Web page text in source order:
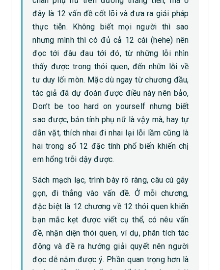
đây là 12 vấn đề cốt lõi và đưa ra giải pháp
thực tiễn. Không biết mọi người thì sao
nhưng mình thì có đủ cả 12 cái (hehe) nên
đọc tới đâu đau tới đó, từ những lỗi nhìn
thấy được trong thói quen, đến nhữn lỗi về
tư duy lối mòn. Mặc dù ngay từ chương đầu,
tác giả đã dự đoán được điều này nên bảo,
Don’t be too hard on yourself nhưng biết
sao được, bản tính phụ nữ là vậy mà, hay tự
dằn vặt, thích nhai đi nhai lại lỗi lầm cũng là
hai trong số 12 đặc tính phổ biến khiến chị
em hổng trỗi dậy được.
Sách mạch lạc, trình bày rõ ràng, câu cú gãy
gọn, đi thẳng vào vấn đề. Ở mỗi chương,
đặc biệt là 12 chương về 12 thói quen khiến
bạn mắc kẹt được viết cụ thể, có nêu vấn
đề, nhận diện thói quen, ví dụ, phân tích tác
động và đề ra hướng giải quyết nên người
đọc dễ nắm được ý. Phần quan trọng hơn là